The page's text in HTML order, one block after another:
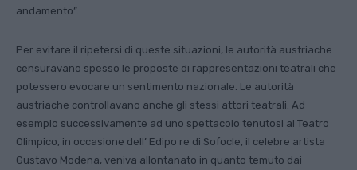
andamento”.
Per evitare il ripetersi di queste situazioni, le autorità austriache
censuravano spesso le proposte di rappresentazioni teatrali che
potessero evocare un sentimento nazionale. Le autorità
austriache controllavano anche gli stessi attori teatrali. Ad
esempio successivamente ad uno spettacolo tenutosi al Teatro
Olimpico, in occasione dell’ Edipo re di Sofocle, il celebre artista
Gustavo Modena, veniva allontanato in quanto temuto dai